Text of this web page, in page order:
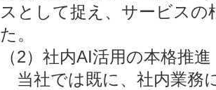
スとして捉え、サービス
た。
（2）社内AI活用の本格推進
当社では既に、社内業務